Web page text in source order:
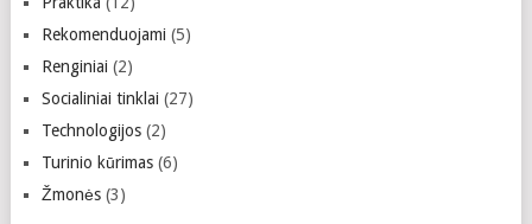
Rekomenduojami (5)
Renginiai (2)
Socialiniai tinklai (27)
Technologijos(2)
Turinio kūrimas(6)
Žmonės(3)